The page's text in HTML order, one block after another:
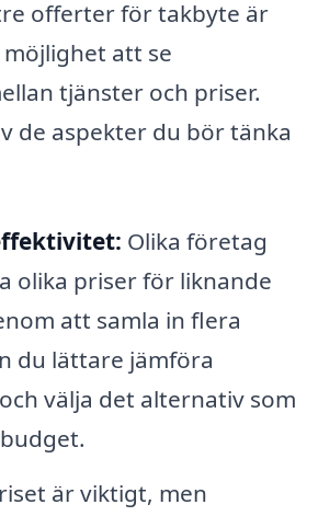
offerter för takbyte är
att se
tjänster och priser.
de aspekter du bör tänka
Olika företag
olika priser för liknande
att samla in flera
du lättare jämföra
välja det alternativ som
är viktigt, men